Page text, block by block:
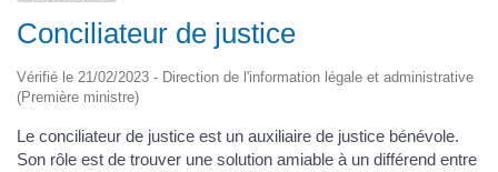
Conciliateur de justice
Vérifié le 21/02/2023 - Direction de l'information légale et administrative
(Première ministre)
Le conciliateur de justice est un auxiliaire de justice bénévole.
Son rôle est de trouver une solution amiable à un différend entre